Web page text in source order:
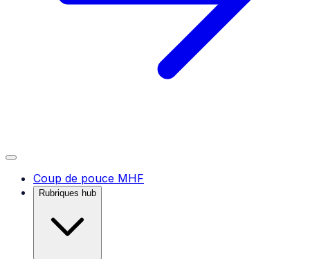
Coup de pouce MHF
Rubriques hub